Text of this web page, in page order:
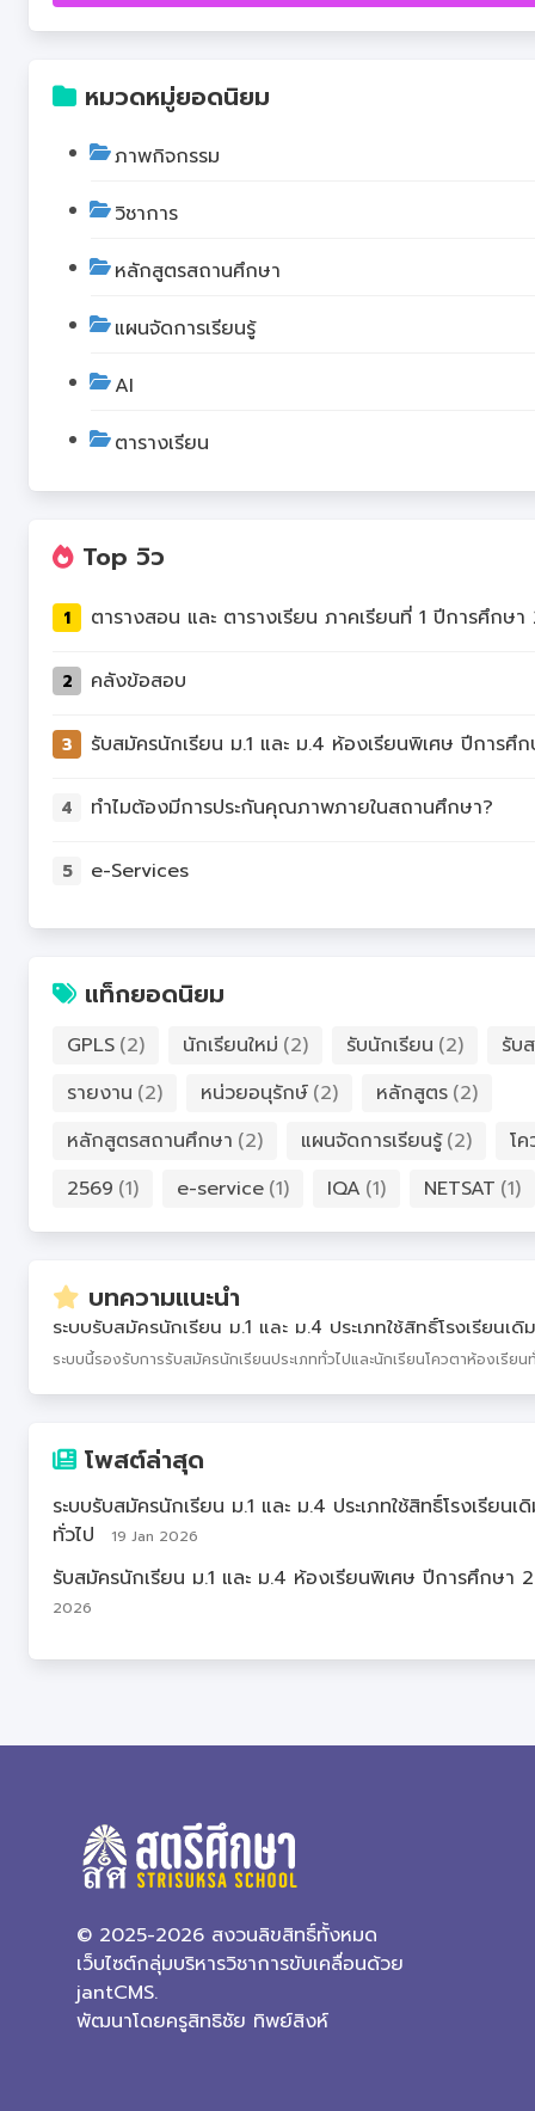
หมวดหมู่ยอดนิยม
ภาพกิจกรรม
วิชาการ
หลักสูตรสถานศึกษา
แผนจัดการเรียนรู้
AI
ตารางเรียน
Top วิว
1
2 คลังข้อสอบ
3
4 ทำไมต้องมีการประกันคุณภาพภายในสถานศึกษา?
5 e-Services
แท็กยอดนิยม
GPLS (2) นักเรียนใหม่ (2) รับนักเรียน (2)
รับ
รายงาน (2) หน่วยอนุรักษ์ (2) หลักสูตร (2)
หลักสูตรสถานศึกษา (2) แผนจัดการเรียนรู้ (2)
โ
2569 (1) e-service (1) IQA (1) NETSAT (1)
บทความแนะนำ
ระบบรับสมัครนักเรียน ม.1 และ ม.4 ประเภทใช้สิทธิ์โรงเรียนเดิ
ระบบนี้รองรับการรับสมัครนักเรียนประเภททั่วไปและนักเรียนโควตาห้องเรียน
โพสต์ล่าสุด
ระบบรับสมัครนักเรียน ม.1 และ ม.4 ประเภทใช้สิทธิ์โรงเรียนเ
ทั่วไป
19 Jan 2026
รับสมัครนักเรียน ม.1 และ ม.4 ห้องเรียนพิเศษ ปีการศึกษา
2026
© 2025-2026 สงวนลิขสิทธิ์ทั้งหมด
เว็บไซต์กลุ่มบริหารวิชาการขับเคลื่อนด้วย
jantCMS.
พัฒนาโดยครูสิทธิชัย ทิพย์สิงห์